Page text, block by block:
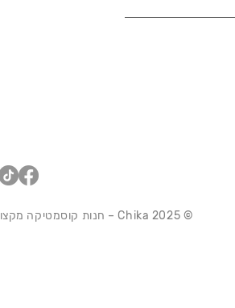
© 2025 Chika – חנות קוסמטיקה מקצועית